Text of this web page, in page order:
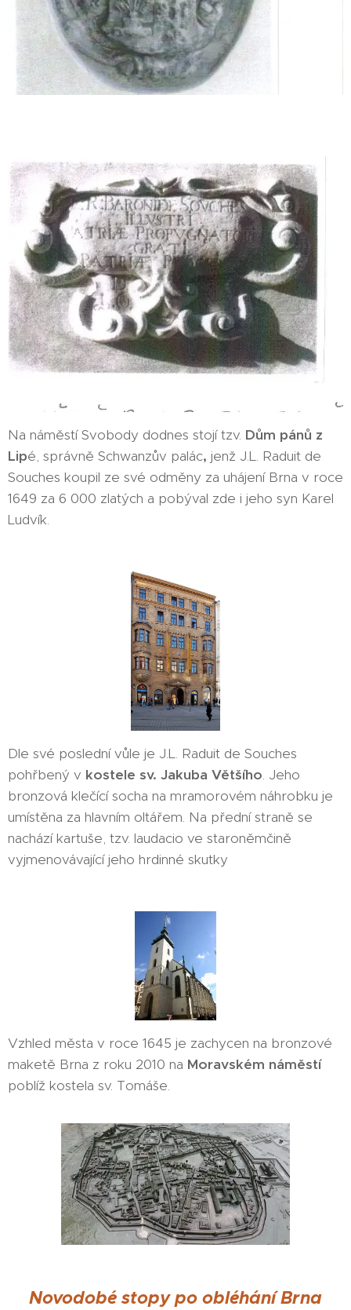
Na náměstí Svobody dodnes stojí tzv. Dům pánů z
Lipé, správně Schwanzův palác, jenž J.L. Raduit de
Souches koupil ze své odměny za uhájení Brna v roce
1649 za 6 000 zlatých a pobýval zde i jeho syn Karel
Ludvík.
Dle své poslední vůle je J.L. Raduit de Souches
pohřbený v kostele sv. Jakuba Většího. Jeho
bronzová klečící socha na mramorovém náhrobku je
umístěna za hlavním oltářem. Na přední straně se
nachází kartuše, tzv. laudacio ve staroněmčině
vyjmenovávající jeho hrdinné skutky
Vzhled města v roce 1645 je zachycen na bronzové
maketě Brna z roku 2010 na Moravském náměstí
poblíž kostela sv. Tomáše.
Novodobé stopy po obléhání Brna